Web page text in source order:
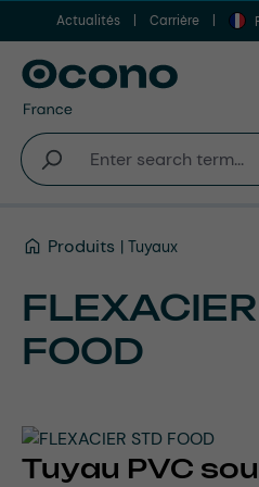
Aller au contenu principal
Actualités Carrière
Produits Tuyaux
FOOD
Tuyau PVC